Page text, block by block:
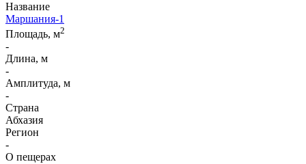
Название
Маршания-1
Площадь, м2
-
Длина, м
-
Амплитуда, м
-
Страна
Абхазия
Регион
-
О пещерах